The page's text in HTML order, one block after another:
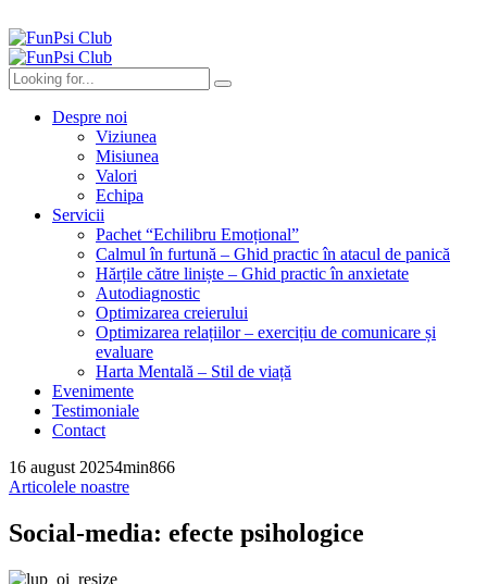
Despre noi
Viziunea
Misiunea
Valori
Echipa
Servicii
Pachet “Echilibru Emoțional”
Calmul în furtună – Ghid practic în atacul de panică
Hărțile către liniște – Ghid practic în anxietate
Autodiagnostic
Optimizarea creierului
Optimizarea relațiilor – exercițiu de comunicare și
evaluare
Harta Mentală – Stil de viață
Evenimente
Testimoniale
Contact
16 august 20254min866
Articolele noastre
Social-media: efecte psihologice